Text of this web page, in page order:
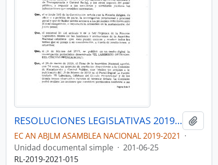
RESOLUCIONES LEGISLATIVAS 2019-2021
EC AN ABJLM ASAMBLEA NACIONAL 2019-2021 ·
Unidad documental simple · 201-06-25
RL-2019-2021-015